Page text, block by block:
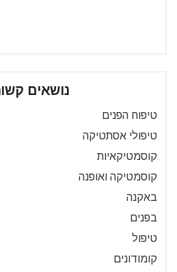
נושאים
טיפוח הפנים
טיפולי אסתטיקה
קוסמטיקאיות
קוסמטיקה ואופנה
באקנה
בפנים
טיפול
קומודונים